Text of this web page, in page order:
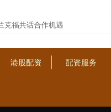
克福共话合作机遇
港股配资 配资服务